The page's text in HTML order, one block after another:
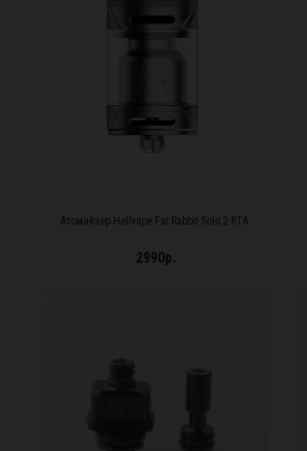
Атомайзер Hellvape Fat Rabbit Solo 2 RTA
2990р.